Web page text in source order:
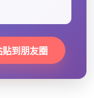
到朋友圈